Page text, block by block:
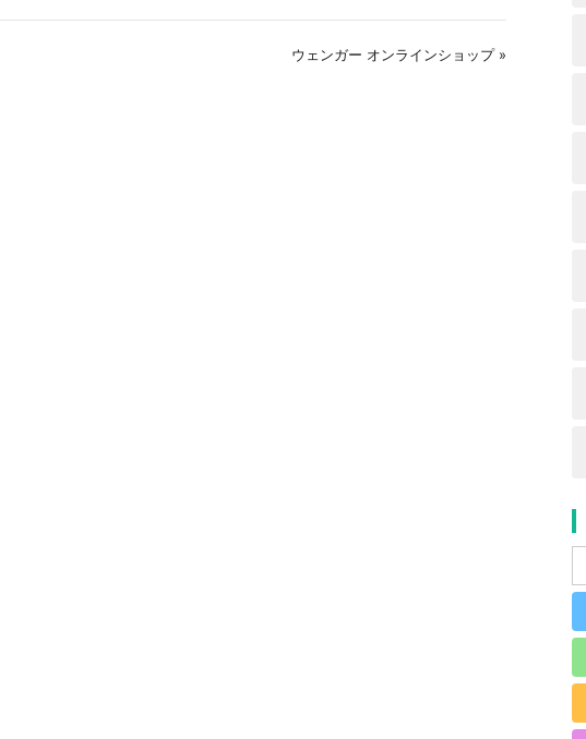
ウェンガー オンラインショップ »